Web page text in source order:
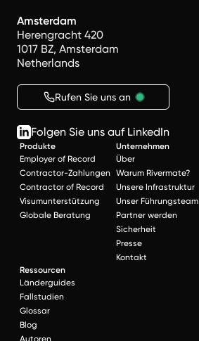
Amsterdam
Herengracht 420
1017 BZ, Amsterdam
Netherlands
Rufen Sie uns an
Folgen Sie uns auf LinkedIn
Produkte
Employer of Record
Contractor-Zahlungen
Contractor of Record
Visumunterstützung
Globale Beratung
Unternehmen
Über
Warum Rivermate?
Unsere Infrastruktur
Unser Führungsteam
Partner werden
Sicherheit
Presse
Kontakt
Ressourcen
Länderguides
Fallstudien
Glossar
Blog
Autoren